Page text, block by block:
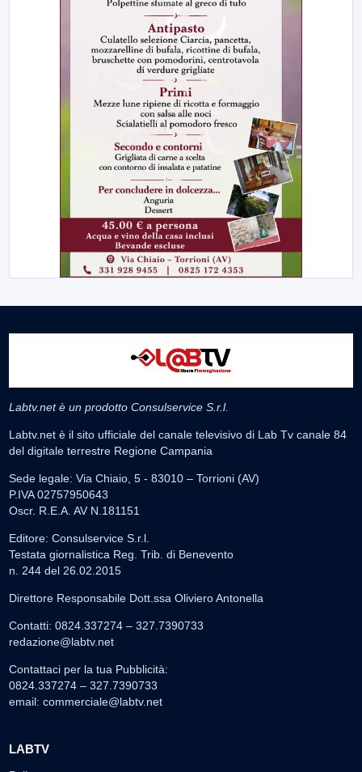
Labtv.net è un prodotto Consulservice S.r.l.
Labtv.net è il sito ufficiale del canale televisivo di Lab Tv canale 84
del digitale terrestre Regione Campania
Sede legale: Via Chiaio, 5 - 83010 – Torrioni (AV)
P.IVA 02757950643
Oscr. R.E.A. AV N.181151
Editore: Consulservice S.r.l.
Testata giornalistica Reg. Trib. di Benevento
n. 244 del 26.02.2015
Direttore Responsabile Dott.ssa Oliviero Antonella
Contatti: 0824.337274 – 327.7390733
redazione@labtv.net
Contattaci per la tua Pubblicità:
0824.337274 – 327.7390733
email: commerciale@labtv.net
LABTV